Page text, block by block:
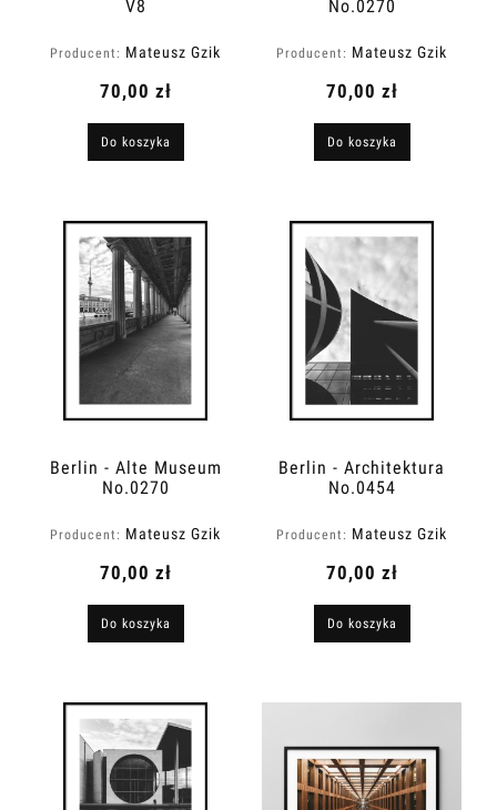
V8
Producent: Mateusz Gzik
70,00 zł
Do koszyka
No.0270
Producent: Mateusz Gzik
70,00 zł
Do koszyka
Berlin - Alte Museum
No.0270
Producent: Mateusz Gzik
70,00 zł
Do koszyka
Berlin - Architektura
No.0454
Producent: Mateusz Gzik
70,00 zł
Do koszyka